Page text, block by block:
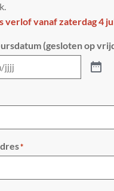
verlof vanaf zaterdag 4
(gesloten op
*